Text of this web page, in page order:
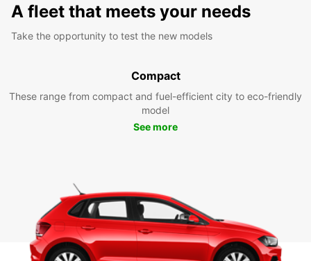
A fleet that meets your needs
Take the opportunity to test the new models
Compact
These range from compact and fuel-efficient city to eco-friendly
model
See more